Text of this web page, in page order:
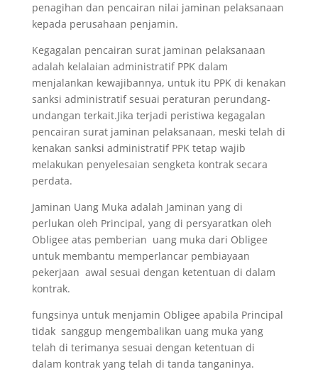
penagihan dan pencairan nilai jaminan pelaksanaan
kepada perusahaan penjamin.
Kegagalan pencairan surat jaminan pelaksanaan
adalah kelalaian administratif PPK dalam
menjalankan kewajibannya, untuk itu PPK di kenakan
sanksi administratif sesuai peraturan perundang-
undangan terkait.Jika terjadi peristiwa kegagalan
pencairan surat jaminan pelaksanaan, meski telah di
kenakan sanksi administratif PPK tetap wajib
melakukan penyelesaian sengketa kontrak secara
perdata.
Jaminan Uang Muka adalah Jaminan yang di
perlukan oleh Principal, yang di persyaratkan oleh
Obligee atas pemberian uang muka dari Obligee
untuk membantu memperlancar pembiayaan
pekerjaan awal sesuai dengan ketentuan di dalam
kontrak.
fungsinya untuk menjamin Obligee apabila Principal
tidak sanggup mengembalikan uang muka yang
telah di terimanya sesuai dengan ketentuan di
dalam kontrak yang telah di tanda tanganinya.